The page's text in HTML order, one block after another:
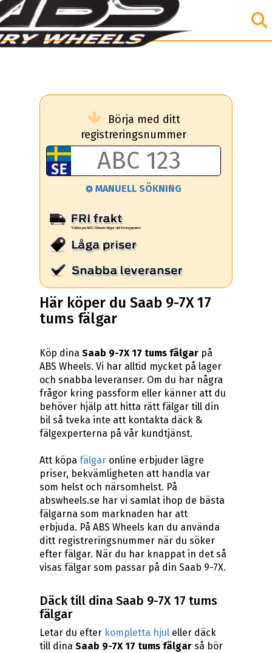
Börja med ditt
registreringsnummer
MANUELL SÖKNING
Här köper du Saab 9-7X 17
tums fälgar
Köp dinaSaab 9-7X 17 tums fälgar på
ABS Wheels. Vi har alltid mycket på lager
och snabba leveranser. Om du har några
frågor kring passform eller känner att du
behöver hjälp att hitta rätt fälgar till din
bil så tveka inte att kontakta däck &
fälgexperterna på vår kundtjänst.
Att köpafälgar online erbjuder lägre
priser, bekvämligheten att handla var
som helst och närsomhelst. På
abswheels.se har vi samlat ihop de bästa
fälgarna som marknaden har att
erbjuda. På ABS Wheels kan du använda
ditt registreringsnummer när du söker
efter fälgar. När du har knappat in det så
visas fälgar som passar på din Saab 9-7X.
Däck till dina Saab 9-7X 17 tums
fälgar
Letar du efter kompletta hjul eller däck
till dinaSaab 9-7X 17 tums fälgar så bör